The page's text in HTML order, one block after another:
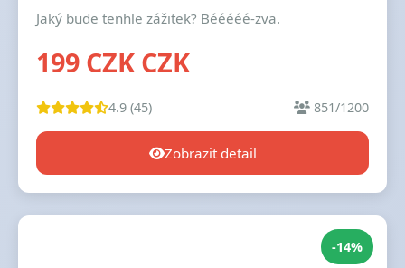
Jaký bude tenhle zážitek? Bééééé-zva.
199 CZK CZK
4.9 (45) 851/1200
Zobrazit detail
-14%